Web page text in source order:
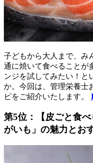
子どもから大人まで、
通に焼いて食べることが
ンジを試してみたい！と
か。今回は、管理栄養士
ピをご紹介いたします。
第5位：【皮ごと食
がいも」の魅力とお